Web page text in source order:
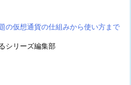
の仮想通貨の仕組みから使い方まで
シリーズ編集部